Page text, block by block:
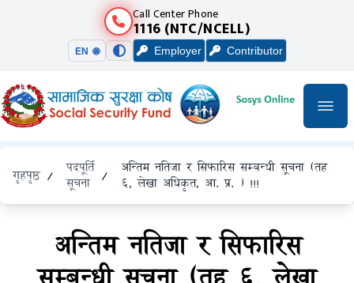
Call Center Phone
1116 (NTC/NCELL)
EN 🌐 Employer Contributor
गृहपृष्ठ /
पदपूर्ति
सूचना
/
अन्तिम नतिजा र सिफारिस सम्बन्धी सूचना (तह
६, लेखा अधिकृत, आ. प्र. ) !!!
अन्तिम नतिजा र सिफारिस